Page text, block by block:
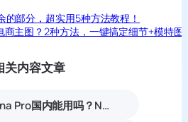
的部分，超实用5种方法教程！
商主图？2种方法，一键搞定细节+模特图
关内容文章
NanoBanana Pro国内能用吗？Nano banana使用教程